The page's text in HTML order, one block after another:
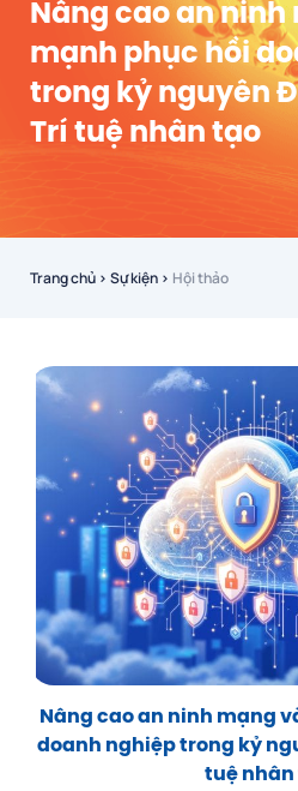
Nâng cao an ninh
mạnh phục hồi
trong kỷ nguyên
Trí tuệ nhân tạo
Trang chủ › Sự kiện › Hội thảo
Nâng cao an ninh mạng
doanh nghiệp trong kỷ
tuệ nhân